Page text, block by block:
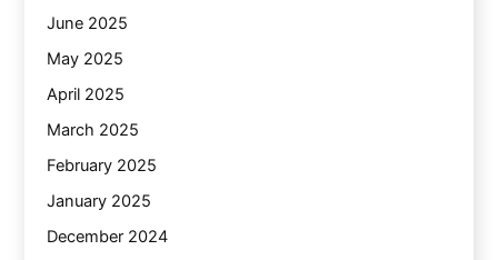
June 2025
May 2025
April 2025
March 2025
February 2025
January 2025
December 2024